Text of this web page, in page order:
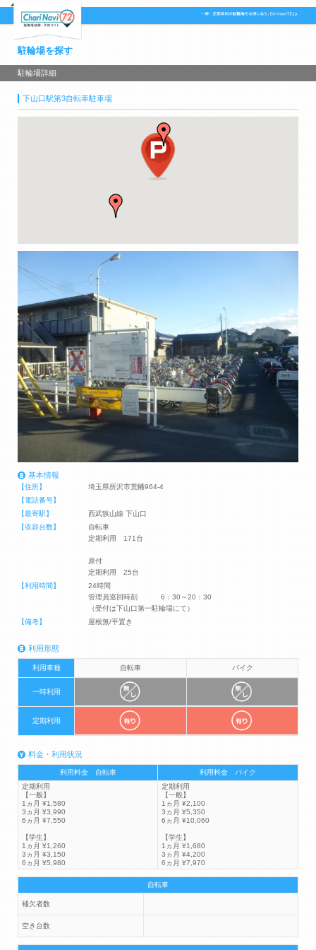
駐輪場を探す
駐輪場詳細
下山口駅第3自転車駐車場
基本情報
【住所】
埼玉県所沢市荒幡964-4
【電話番号】
【最寄駅】
西武狭山線 下山口
【収容台数】
自転車
定期利用 171台
原付
定期利用 25台
【利用時間】
24時間
管理員巡回時刻 6：30～20：30
（受付は下山口第一駐輪場にて）
【備考】
屋根無/平置き
利用形態
利用車種 自転車 バイク
一時利用
定期利用
料金・利用状況
利用料金 自転車
利用料金 バイク
定期利用
【一般】
1ヵ月 ¥1,580
3ヵ月 ¥3,990
6ヵ月 ¥7,550
【学生】
1ヵ月 ¥1,260
3ヵ月 ¥3,150
6ヵ月 ¥5,980
定期利用
【一般】
1ヵ月 ¥2,100
3ヵ月 ¥5,350
6ヵ月 ¥10,060
【学生】
1ヵ月 ¥1,680
3ヵ月 ¥4,200
6ヵ月 ¥7,970
自転車
補欠者数
空き台数